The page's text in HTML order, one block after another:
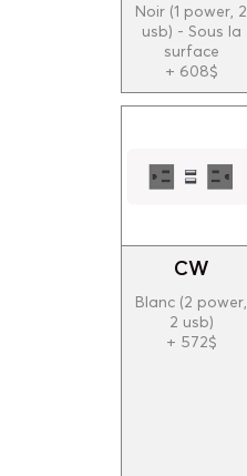
Noir (1 power, 2
usb) - Sous la
surface
+ 608$
CW
Blanc (2 power,
2 usb)
+ 572$